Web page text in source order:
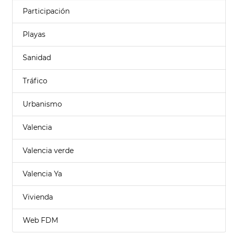
Participación
Playas
Sanidad
Tráfico
Urbanismo
Valencia
Valencia verde
Valencia Ya
Vivienda
Web FDM